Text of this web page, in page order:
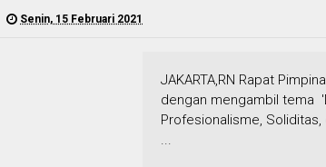
Senin, 15 Februari 2021
JAKARTA,RN Rapat
dengan mengambil tema
Profesionalisme,
...